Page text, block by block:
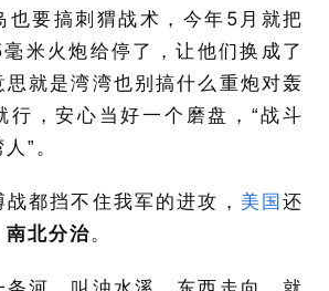
也要搞刺猬战术，今年 5 月就把
毫米火炮给停了，让他们换成了
思就是湾湾也别搞什么重炮对轰
行，安心当好一个磨盘，“战斗
”。
都挡不住我军的进攻， 美国还
南北分治。